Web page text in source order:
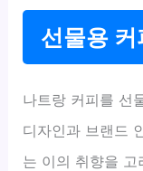
선물용
나트랑 커피를 선
디자인과 브랜드
는 이의 취향을 고